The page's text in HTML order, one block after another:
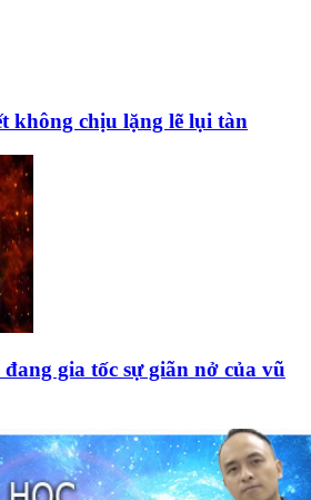
không chịu lặng lẽ lụi tàn
gia tốc sự giãn nở của vũ